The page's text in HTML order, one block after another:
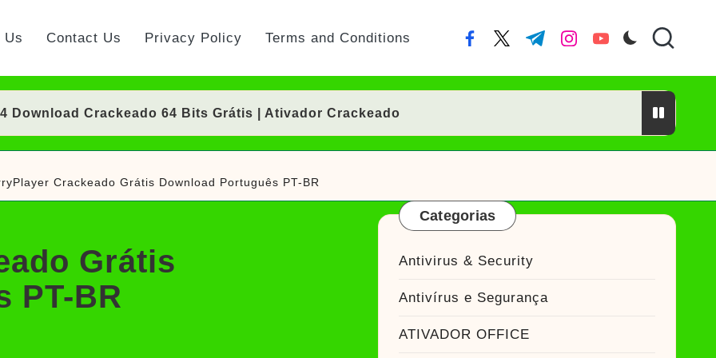
Us Contact Us Privacy Policy Terms and Conditions facebook.com
twitter.com
t.me instagram.com
youtube.com
Download Crackeado 64 Bits Grátis | Ativador Crackeado
Crackeado 64 Bits Português Grátis | Ativador Crackeado
Crackeado Download Português PT-BR
Download Crackeado 64 Bits Grátis | Ativador Crackeado
Download Português PT-BR
Download Grátis + Licença/Serial | Ativador Crackeado
Grátis 64 Bits Português (Portable/Instalador) | Ativador Crackeado
Crackeado Grátis Download Português PT-BR
Grátis
PT-BR
Categorias
Antivirus & Security
Antivírus e Segurança
ATIVADOR OFFICE